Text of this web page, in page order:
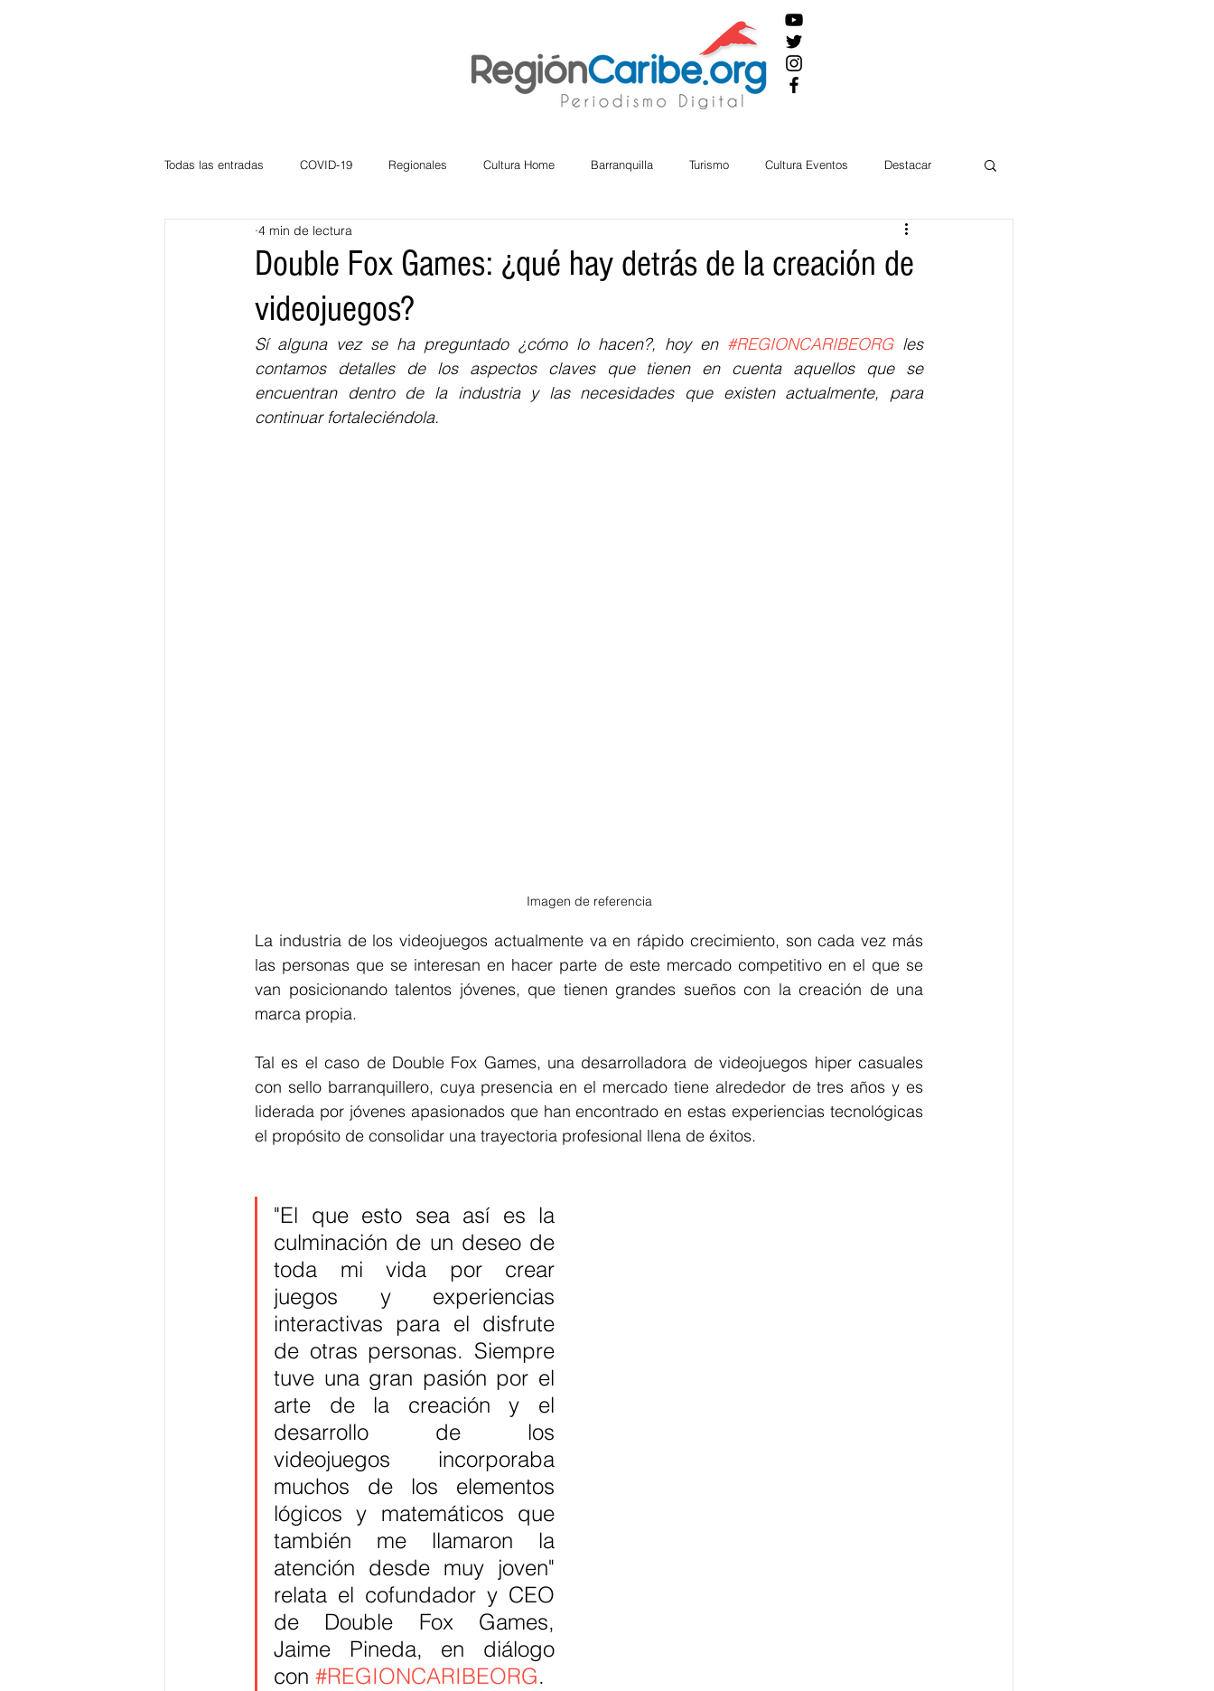
Todas las entradas COVID-19 Regionales Cultura Home Barranquilla Turismo Cultura Eventos Destacar
Atlántico
Bloggeros Hermanos Mayores
BIENESTAR
Double Fox Games: ¿qué hay detrás de la creación de
videojuegos?
4 min de lectura
Sí alguna vez se ha preguntado ¿cómo lo hacen?, hoy en #REGIONCARIBEORG les
contamos detalles de los aspectos claves que tienen en cuenta aquellos que se
encuentran dentro de la industria y las necesidades que existen actualmente, para
continuar fortaleciéndola.
Imagen de referencia
La industria de los videojuegos actualmente va en rápido crecimiento, son cada vez más
las personas que se interesan en hacer parte de este mercado competitivo en el que se
van posicionando talentos jóvenes, que tienen grandes sueños con la creación de una
marca propia.
Tal es el caso de Double Fox Games, una desarrolladora de videojuegos hiper casuales
con sello barranquillero, cuya presencia en el mercado tiene alrededor de tres años y es
liderada por jóvenes apasionados que han encontrado en estas experiencias tecnológicas
el propósito de consolidar una trayectoria profesional llena de éxitos.
"El que esto sea así es la
culminación de un deseo de
toda mi vida por crear
juegos y experiencias
interactivas para el disfrute
de otras personas. Siempre
tuve una gran pasión por el
arte de la creación y el
desarrollo de los
videojuegos incorporaba
muchos de los elementos
lógicos y matemáticos que
también me llamaron la
atención desde muy joven"
relata el cofundador y CEO
de Double Fox Games,
Jaime Pineda, en diálogo
con #REGIONCARIBEORG.